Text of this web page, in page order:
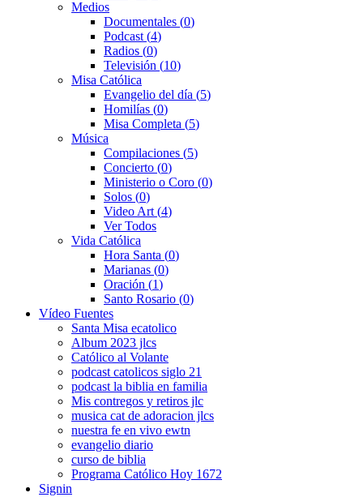
Medios
Documentales
(0)
Podcast
(4)
Radios
(0)
Televisión
(10)
Misa Católica
Evangelio del día
(5)
Homilías
(0)
Misa Completa
(5)
Música
Compilaciones
(5)
Concierto
(0)
Ministerio o Coro
(0)
Solos
(0)
Video Art
(4)
Ver Todos
Vida Católica
Hora Santa
(0)
Marianas
(0)
Oración
(1)
Santo Rosario
(0)
Vídeo Fuentes
Santa Misa ecatolico
Album 2023 jlcs
Católico al Volante
podcast catolicos siglo 21
podcast la biblia en familia
Mis contregos y retiros jlc
musica cat de adoracion jlcs
nuestra fe en vivo ewtn
evangelio diario
curso de biblia
Programa Católico Hoy 1672
Signin